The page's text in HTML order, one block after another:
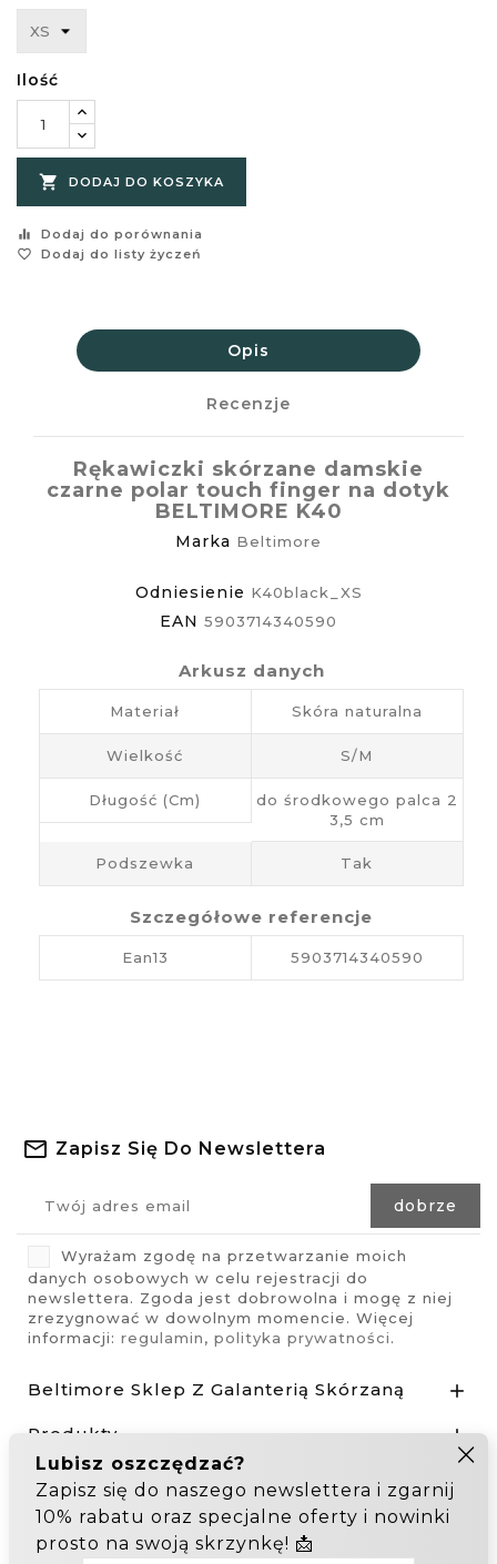
Ilość
 DODAJ DO KOSZYKA
equalizer
Dodaj do porównania
favorite_border
Dodaj do listy życzeń
Opis
Recenzje
Rękawiczki skórzane damskie
czarne polar touch finger na dotyk
BELTIMORE K40
Marka Beltimore
Odniesienie K40black_XS
EAN 5903714340590
Arkusz danych
Materiał Skóra naturalna
Wielkość S/M
Długość (cm)
do środkowego palca 2
3,5 cm
Podszewka Tak
Szczegółowe referencje
Ean13 5903714340590
Zapisz Się Do Newslettera
Wyrażam zgodę na przetwarzanie moich
danych osobowych w celu rejestracji do
newslettera. Zgoda jest dobrowolna i mogę z niej
zrezygnować w dowolnym momencie. Więcej
informacji: regulamin, polityka prywatności.
Beltimore Sklep Z Galanterią Skórzaną 
Produkty 
Nasza Firma 
Odstąp od umowy tutaj